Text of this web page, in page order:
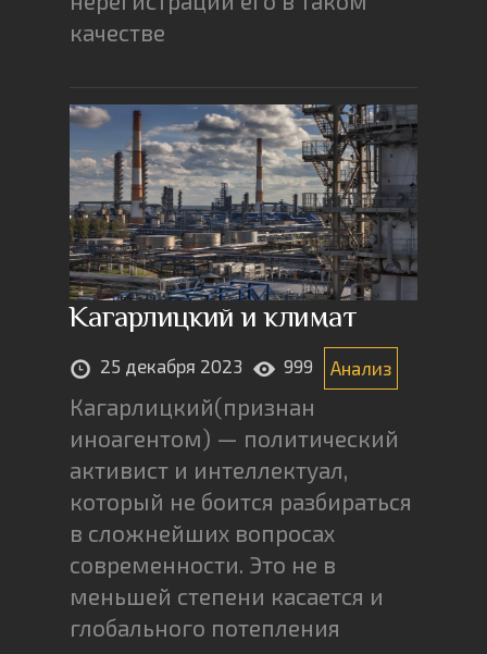
качестве
Кагарлицкий и климат
25 декабря 2023 999 Анализ
Кагарлицкий(признан
иноагентом) — политический
активист и интеллектуал,
который не боится разбираться
в сложнейших вопросах
современности. Это не в
меньшей степени касается и
глобального потепления